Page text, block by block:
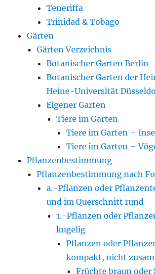
Teneriffa
Trinidad & Tobago
Gärten
Gärten Verzeichnis
Botanischer Garten Berlin
Botanischer Garten der
Heine-Universität
Eigener Garten
Tiere im Garten
Tiere im Garten –
Tiere im Garten –
Pflanzenbestimmung
Pflanzenbestimmung nach
a.-Pflanzen oder
und im Querschnitt rund
1.-Pflanzen oder
kugelig
Pflanzen oder
kompakt, nicht
Früchte braun oder